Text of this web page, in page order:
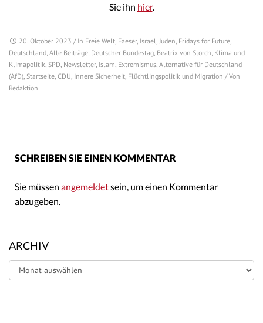
Sie ihn hier.
20. Oktober 2023 / In Freie Welt Faeser, Israel Juden Fridays for Future
Deutschland Alle Beiträge Deutscher Bundestag Beatrix von Storch Klima und
Klimapolitik SPD Newsletter, Islam Extremismus Alternative für Deutschland
(AfD) Startseite CDU Innere Sicherheit Flüchtlingspolitik und Migration / Von
Redaktion
SCHREIBEN SIE EINEN KOMMENTAR
Sie müssen angemeldetsein, um einen Kommentar
abzugeben.
ARCHIV
Archiv